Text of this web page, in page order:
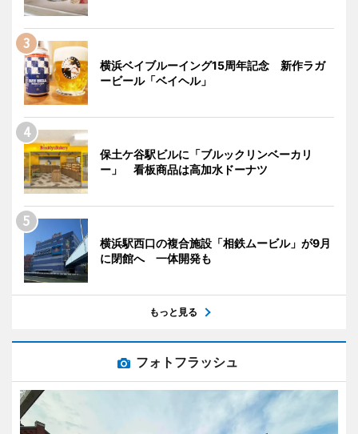
横浜ベイブルーイング15周年記念 新作ラガ
ービール「ベイヘル」
保土ケ谷駅ビルに「ブルックリンベーカリ
ー」 看板商品は高加水ドーナツ
横浜駅西口の複合施設「相鉄ムービル」が9月
に閉館へ 一体開発も
もっと見る
フォトフラッシュ